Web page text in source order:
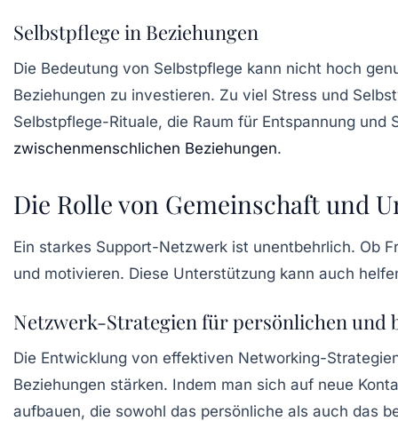
Selbstpflege in Beziehungen
Die Bedeutung von Selbstpflege kann nicht hoch
Beziehungen zu investieren. Zu viel Stress und
Selbstpflege-Rituale, die Raum für Entspannung
zwischenmenschlichen Beziehungen.
Die Rolle von Gemeinschaft und
Ein starkes Support-Netzwerk ist unentbehrlich. Ob
und motivieren. Diese Unterstützung kann auch
Netzwerk-Strategien für persönlichen und
Die Entwicklung von effektiven Networking-
Beziehungen stärken. Indem man sich auf neue
aufbauen, die sowohl das persönliche als auch das